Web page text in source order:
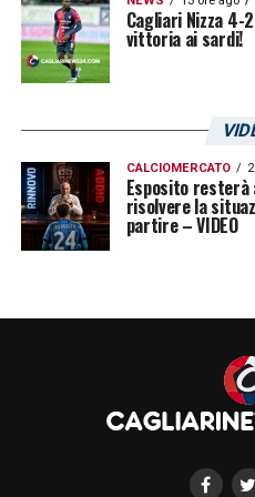
Cagliari Nizza 4-
vittoria ai sardi!
CALCIOMERCATO
Esposito resterà
risolvere la
partire – VIDEO